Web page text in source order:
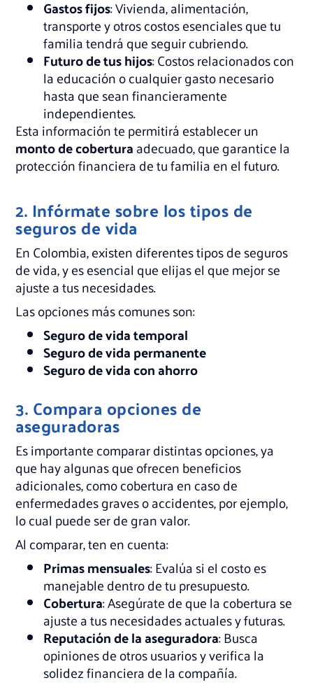
Gastos fijos: Vivienda, alimentación,
transporte y otros costos esenciales que tu
familia tendrá que seguir cubriendo.
Futuro de tus hijos: Costos relacionados con
la educación o cualquier gasto necesario
hasta que sean financieramente
independientes.
Esta información te permitirá establecer un
monto de coberturaadecuado, que garantice la
protección financiera de tu familia en el futuro.
2. Infórmate sobre los tipos de
seguros de vida
En Colombia, existen diferentes tipos de seguros
de vida, y es esencial que elijas el que mejor se
ajuste a tus necesidades.
Las opciones más comunes son:
Seguro de vida temporal
Seguro de vida permanente
Seguro de vida con ahorro
3. Compara opciones de
aseguradoras
Es importante comparar distintas opciones, ya
que hay algunas que ofrecen beneficios
adicionales, como cobertura en caso de
enfermedades graves o accidentes, por ejemplo,
lo cual puede ser de gran valor.
Al comparar, ten en cuenta:
Primas mensuales: Evalúa si el costo es
manejable dentro de tu presupuesto.
Cobertura: Asegúrate de que la cobertura se
ajuste a tus necesidades actuales y futuras.
Reputación de la aseguradora: Busca
opiniones de otros usuarios y verifica la
solidez financiera de la compañía.